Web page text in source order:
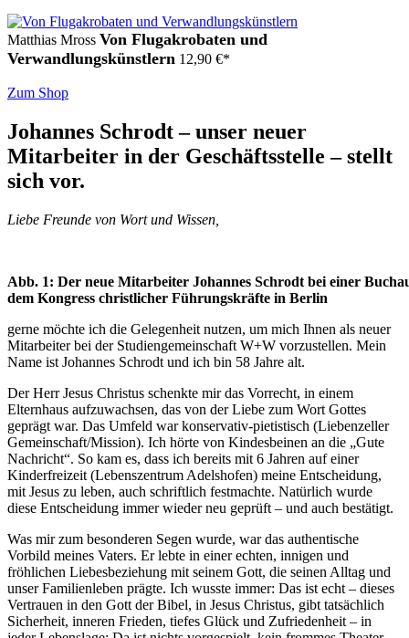
Matthias Mross Von Flugakrobaten und
Verwandlungskünstlern 12,90 €*
Zum Shop
Johannes Schrodt – unser neuer
Mitarbeiter in der Geschäftsstelle – stellt
sich vor.
Liebe Freunde von Wort und Wissen,
Abb. 1: Der neue Mitarbeiter Johannes Schrodt bei einer
dem Kongress christlicher Führungskräfte in Berlin
gerne möchte ich die Gelegenheit nutzen, um mich Ihnen als neuer
Mitarbeiter bei der Studiengemeinschaft W+W vorzustellen. Mein
Name ist Johannes Schrodt und ich bin 58 Jahre alt.
Der Herr Jesus Christus schenkte mir das Vorrecht, in einem
Elternhaus aufzuwachsen, das von der Liebe zum Wort Gottes
geprägt war. Das Umfeld war konservativ-pietistisch (Liebenzeller
Gemeinschaft/Mission). Ich hörte von Kindesbeinen an die „Gute
Nachricht“. So kam es, dass ich bereits mit 6 Jahren auf einer
Kinderfreizeit (Lebenszentrum Adelshofen) meine Entscheidung,
mit Jesus zu leben, auch schriftlich festmachte. Natürlich wurde
diese Entscheidung immer wieder neu geprüft – und auch bestätigt.
Was mir zum besonderen Segen wurde, war das authentische
Vorbild meines Vaters. Er lebte in einer echten, innigen und
fröhlichen Liebesbeziehung mit seinem Gott, die seinen Alltag und
unser Familienleben prägte. Ich wusste immer: Das ist echt – dieses
Vertrauen in den Gott der Bibel, in Jesus Christus, gibt tatsächlich
Sicherheit, inneren Frieden, tiefes Glück und Zufriedenheit – in